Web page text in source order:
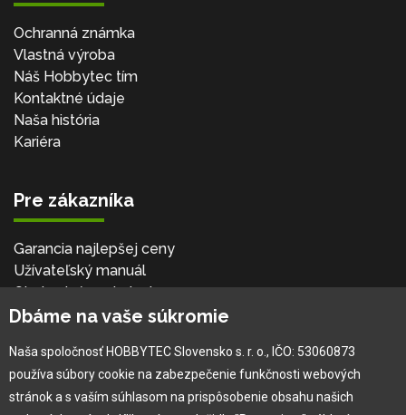
Ochranná známka
Vlastná výroba
Náš Hobbytec tím
Kontaktné údaje
Naša história
Kariéra
Pre zákazníka
Garancia najlepšej ceny
Užívateľský manuál
Obchodné podmienky
Zákazník & partner
Novinky
Dbáme na vaše súkromie
Naša spoločnosť HOBBYTEC Slovensko s. r. o., IČO: 53060873
používa súbory cookie na zabezpečenie funkčnosti webových
stránok a s vaším súhlasom na prispôsobenie obsahu našich